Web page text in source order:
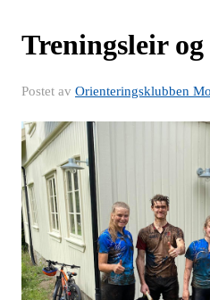
Treningsleir
Postet av Orienteringsklubben